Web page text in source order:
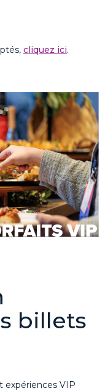
cliquez ici.
billets
expériences VIP